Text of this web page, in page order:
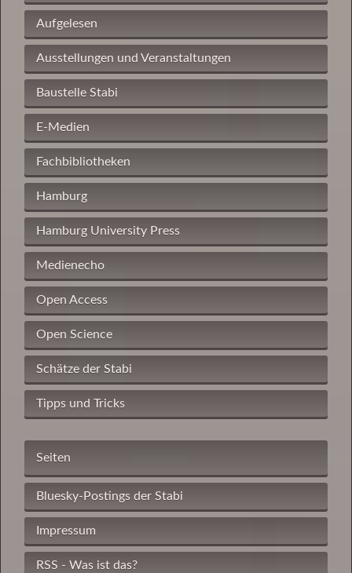
Aufgelesen
Ausstellungen und Veranstaltungen
Baustelle Stabi
E-Medien
Fachbibliotheken
Hamburg
Hamburg University Press
Medienecho
Open Access
Open Science
Schätze der Stabi
Tipps und Tricks
Seiten
Bluesky-Postings der Stabi
Impressum
RSS - Was ist das?